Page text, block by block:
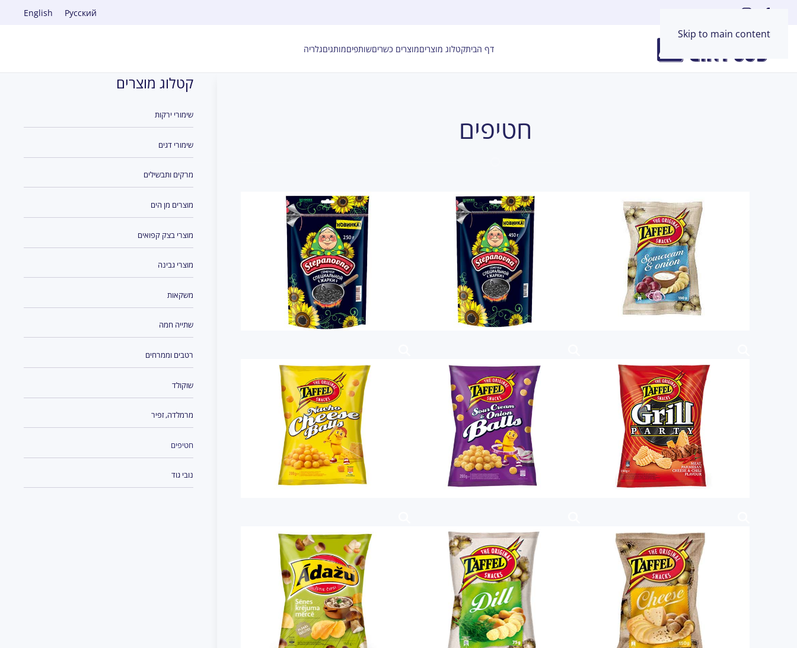
Skip to main content
Русский
English
דף הביתקטלוג מוצריםמוצרים כשריםשותפיםמותגיםגלריה
חטיפים
קטלוג מוצרים
שימורי ירקות
שימורי דגים
מרקים ותבשילים
מוצרים מן הים
מוצרי בצק קפואים
מוצרי גבינה
משקאות
שתייה חמה
רטבים וממרחים
שוקולד
מרמלדה, זפיר
חטיפים
נובי גוד